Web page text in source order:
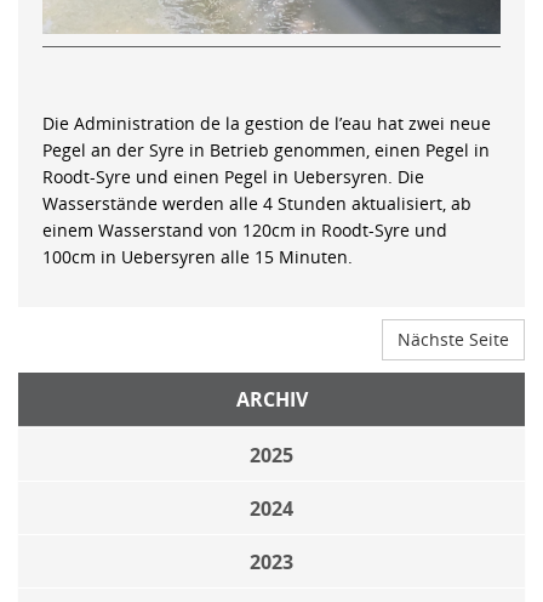
Die Administration de la gestion de l’eau hat zwei neue
Pegel an der Syre in Betrieb genommen, einen Pegel in
Roodt-Syre und einen Pegel in Uebersyren. Die
Wasserstände werden alle 4 Stunden aktualisiert, ab
einem Wasserstand von 120cm in Roodt-Syre und
100cm in Uebersyren alle 15 Minuten.
Nächste Seite
ARCHIV
2025
2024
2023